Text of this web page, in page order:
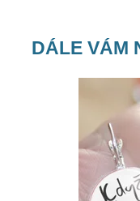
DÁLE VÁM
Dostupnost: